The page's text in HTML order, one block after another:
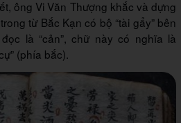
ông Vi Văn Thượng khắc và dựng
từ Bắc Kạn có bộ “tài gẩy” bên
là “cản”, chữ này có nghĩa là
(phía bắc).